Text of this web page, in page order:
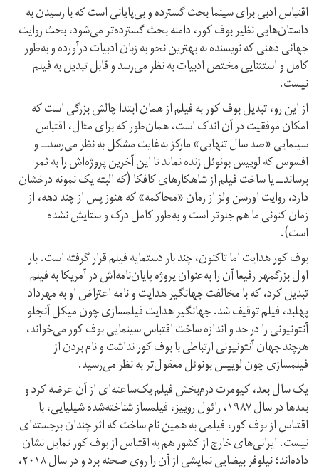
اقتباس ادبی برای سینما بحث گسترده و بی‌پایانی است که با رسیدن به
داستان‌هایی نظیر بوف کور، دامنه بحث گسترده‌تر می‌شود، بحث روایت
جهانی ذهنی که نویسنده به بهترین نحو به زبان ادبیات درآورده و به‌طور
کامل و استثنایی مختص ادبیات به نظر می‌رسد و قابل تبدیل به فیلم
نیست.
از این رو، تبدیل بوف کور به فیلم از همان ابتدا چالش بزرگی است که
امکان موفقیت در آن اندک است، همان‌طور که برای مثال، اقتباس
سینمایی «صد سال تنهایی» مارکز به‌غایت مشکل به نظر می‌رسد‌ــ و
افسوس که لوییس بونوئل زنده نماند تا این آخرین پروژه‌اش را به ثمر
برساند‌ــ یا ساخت فیلم از شاهکارهای کافکا (که البته یک نمونه درخشان
دارد، روایت اورسن ولز از رمان «محاکمه» که هنوز پس از چند دهه، از
زمان کنونی ما هم جلوتر است و به‌طور کامل درک و ستایش نشده
است).
بوف کور هدایت اما تاکنون، چند بار دستمایه فیلم قرار گرفته است. بار
اول بزرگمهر رفیعا آن را به‌عنوان پروژه پایان‌نامه‌اش در آمریکا به فیلم
تبدیل کرد، که با مخالفت جهانگیر هدایت و نامه اعتراض او به مهرداد
پهلبد، فیلم توقیف شد. جهانگیر هدایت فیلمسازی چون میکل آنجلو
آنتونیونی را در حد و اندازه ساخت اقتباس سینمایی بوف کور می‌خواند،
هرچند جهان آنتونیونی ارتباطی با بوف کور نداشت و نام بردن از
فیلمسازی چون لوییس بونوئل معقول‌تر به نظر می‌رسید.
یک سال بعد، کیومرث درم‌بخش فیلم یک‌ساعته‌ای از آن عرضه کرد و
بعدها در سال ۱۹۸۷، رائول روییز، فیلمساز شناخته‌شده شیلیایی، با
اقتباس از بوف کور، فیلمی به همین نام ساخت که اثر چندان برجسته‌ای
نیست. ایرانی‌های خارج از کشور هم به اقتباس از بوف کور تمایل نشان
داده‌اند؛ نیلوفر بیضایی نمایشی از آن را روی صحنه برد و در سال ۲۰۱۸،